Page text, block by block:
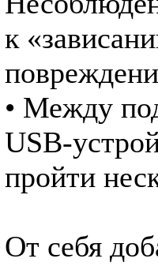
к
• Между
USB-
пройти
От себя